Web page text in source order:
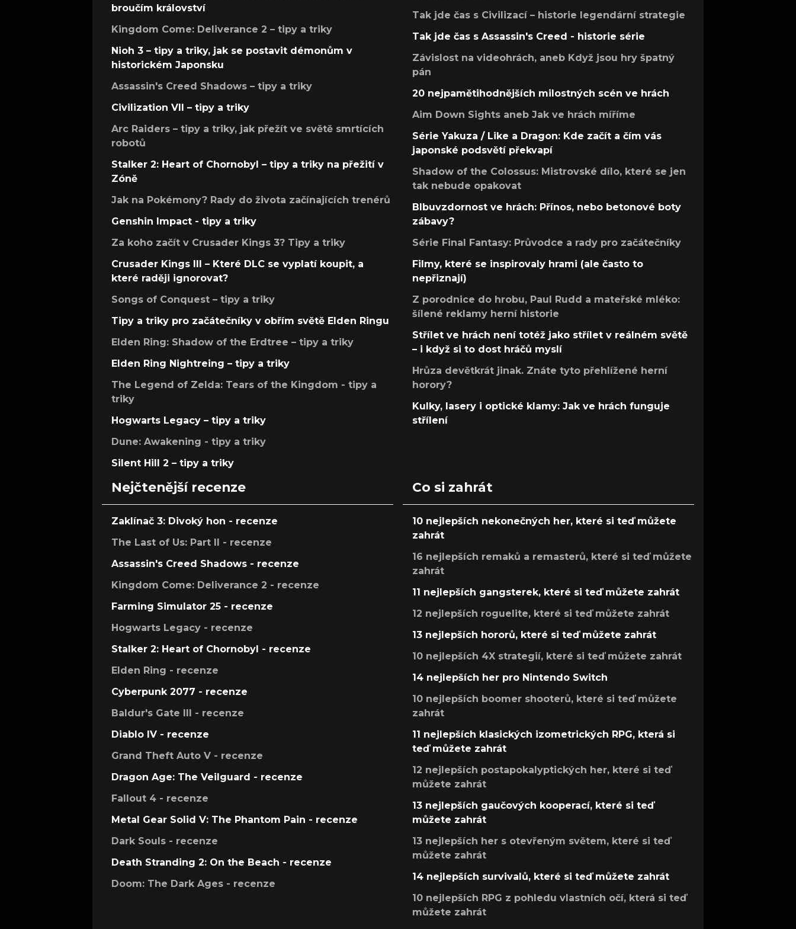
broučím království
Kingdom Come: Deliverance 2 – tipy a triky
Nioh 3 – tipy a triky, jak se postavit démonům v
historickém Japonsku
Assassin's Creed Shadows – tipy a triky
Civilization VII – tipy a triky
Arc Raiders – tipy a triky, jak přežít ve světě smrtících
robotů
Stalker 2: Heart of Chornobyl – tipy a triky na přežití v
Zóně
Jak na Pokémony? Rady do života začínajících trenérů
Genshin Impact - tipy a triky
Za koho začít v Crusader Kings 3? Tipy a triky
Crusader Kings III – Které DLC se vyplatí koupit, a
které raději ignorovat?
Songs of Conquest – tipy a triky
Tipy a triky pro začátečníky v obřím světě Elden Ringu
Elden Ring: Shadow of the Erdtree – tipy a triky
Elden Ring Nightreing – tipy a triky
The Legend of Zelda: Tears of the Kingdom - tipy a
triky
Hogwarts Legacy – tipy a triky
Dune: Awakening - tipy a triky
Silent Hill 2 – tipy a triky
Tak jde čas s Civilizací – historie legendární strategie
Tak jde čas s Assassin's Creed - historie série
Závislost na videohrách, aneb Když jsou hry špatný
pán
20 nejpamětihodnějších milostných scén ve hrách
Aim Down Sights aneb Jak ve hrách míříme
Série Yakuza / Like a Dragon: Kde začít a čím vás
japonské podsvětí překvapí
Shadow of the Colossus: Mistrovské dílo, které se jen
tak nebude opakovat
Blbuvzdornost ve hrách: Přínos, nebo betonové boty
zábavy?
Série Final Fantasy: Průvodce a rady pro začátečníky
Filmy, které se inspirovaly hrami (ale často to
nepřiznají)
Z porodnice do hrobu, Paul Rudd a mateřské mléko:
šílené reklamy herní historie
Střílet ve hrách není totéž jako střílet v reálném světě
– i když si to dost hráčů myslí
Hrůza devětkrát jinak. Znáte tyto přehlížené herní
horory?
Kulky, lasery i optické klamy: Jak ve hrách funguje
střílení
Nejčtenější recenze
Zaklínač 3: Divoký hon - recenze
The Last of Us: Part II - recenze
Assassin's Creed Shadows - recenze
Kingdom Come: Deliverance 2 - recenze
Farming Simulator 25 - recenze
Hogwarts Legacy - recenze
Stalker 2: Heart of Chornobyl - recenze
Elden Ring - recenze
Cyberpunk 2077 - recenze
Baldur's Gate III - recenze
Diablo IV - recenze
Grand Theft Auto V - recenze
Dragon Age: The Veilguard - recenze
Fallout 4 - recenze
Metal Gear Solid V: The Phantom Pain - recenze
Dark Souls - recenze
Death Stranding 2: On the Beach - recenze
Doom: The Dark Ages - recenze
Co si zahrát
10 nejlepších nekonečných her, které si teď můžete
zahrát
16 nejlepších remaků a remasterů, které si teď můžete
zahrát
11 nejlepších gangsterek, které si teď můžete zahrát
12 nejlepších roguelite, které si teď můžete zahrát
13 nejlepších hororů, které si teď můžete zahrát
10 nejlepších 4X strategií, které si teď můžete zahrát
14 nejlepších her pro Nintendo Switch
10 nejlepších boomer shooterů, které si teď můžete
zahrát
11 nejlepších klasických izometrických RPG, která si
teď můžete zahrát
12 nejlepších postapokalyptických her, které si teď
můžete zahrát
13 nejlepších gaučových kooperací, které si teď
můžete zahrát
13 nejlepších her s otevřeným světem, které si teď
můžete zahrát
14 nejlepších survivalů, které si teď můžete zahrát
10 nejlepších RPG z pohledu vlastních očí, která si teď
můžete zahrát